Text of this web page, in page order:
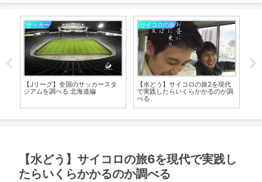
サッカー
【Jリーグ】全国のサッカースタ
ジアムを調べる 北海道編
サイコロの旅
【水どう】サイコロの旅2を現代
で実践したらいくらかかるのか調
べる
【水どう】サイコロの旅6を現代で実践し
たらいくらかかるのか調べる